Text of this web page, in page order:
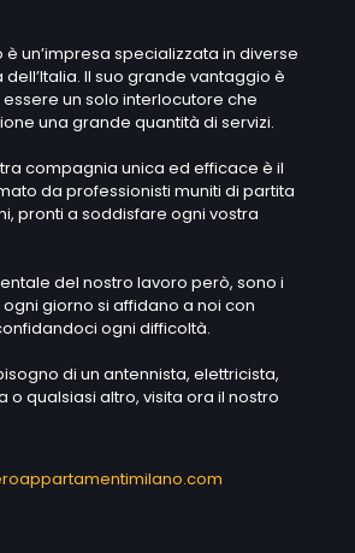
è un’impresa specializzata in diverse
dell’Italia. Il suo grande vantaggio è
un solo interlocutore che
una grande quantità di servizi.
compagnia unica ed efficace è il
da professionisti muniti di partita
pronti a soddisfare ogni vostra
del nostro lavoro però, sono i
giorno si affidano a noi con
ogni difficoltà.
di un antennista, elettricista,
o qualsiasi altro, visita ora il nostro